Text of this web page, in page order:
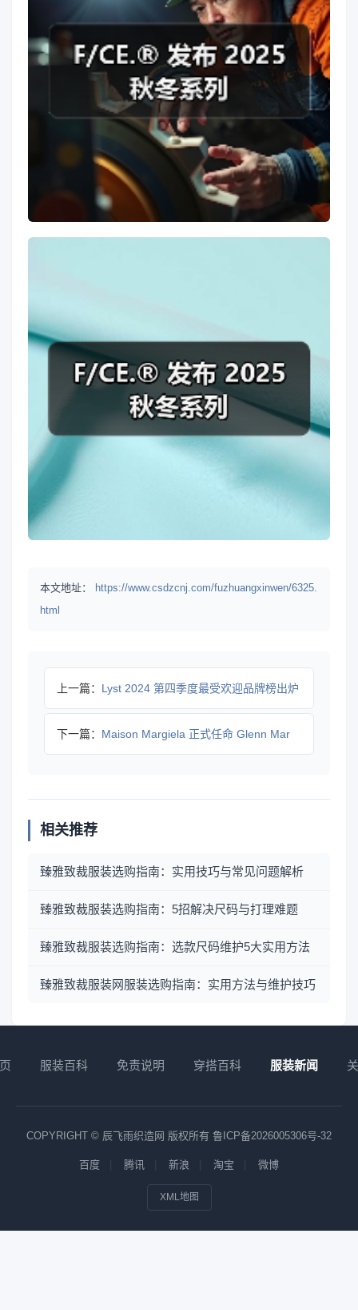
本文地址：
https://www.csdzcnj.com/fuzhuangxinwen/6325.
html
上一篇： Lyst 2024 第四季度最受欢迎品牌榜出炉
下一篇： Maison Margiela 正式任命 Glenn Mar
相关推荐
臻雅致裁服装选购指南：实用技巧与常见问题解析
臻雅致裁服装选购指南：5招解决尺码与打理难题
臻雅致裁服装选购指南：选款尺码维护5大实用方法
臻雅致裁服装网服装选购指南：实用方法与维护技巧
服装百科 免责说明 穿搭百科 服装新闻
COPYRIGHT © 辰飞雨织造网 版权所有 鲁ICP备2026005306号-32
百度 腾讯 新浪 淘宝 微博
XML地图